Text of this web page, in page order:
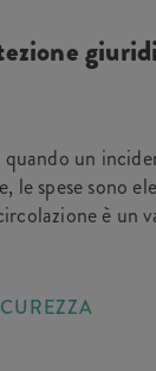
un
le spese sono
è un